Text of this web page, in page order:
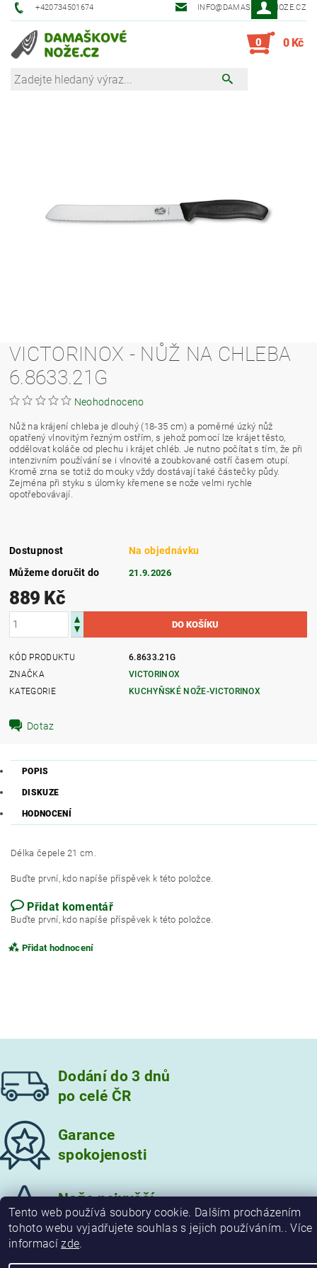
+420734501674 INFO@DAMASKOVE-NOZE.CZ
0 0 Kč
VICTORINOX - NŮŽ NA CHLEBA
6.8633.21G
Neohodnoceno
Nůž na krájení chleba je dlouhý (18-35 cm) a poměrné úzký nůž
opatřený vlnovitým řezným ostřím, s jehož pomocí lze krájet těsto,
oddělovat koláče od plechu i krájet chléb. Je nutno počítat s tím, že při
intenzivním používání se i vlnovité a zoubkované ostří časem otupí.
Kromě zrna se totiž do mouky vždy dostávají také částečky půdy.
Zejména při styku s úlomky křemene se nože velmi rychle
opotřebovávají.
Dostupnost
Na objednávku
Můžeme doručit do
21.9.2026
889 Kč
KÓD PRODUKTU
6.8633.21G
ZNAČKA
VICTORINOX
KATEGORIE
KUCHYŇSKÉ NOŽE-VICTORINOX
Dotaz
POPIS
DISKUZE
HODNOCENÍ
Délka čepele 21 cm.
Buďte první, kdo napíše příspěvek k této položce.
Přidat komentář
Buďte první, kdo napíše příspěvek k této položce.
Přidat hodnocení
Vložením hodnocení souhlasíte s
Dodání do 3 dnů
po celé ČR
Garance
spokojenosti
Nože nejvyšší
kvality
Tento web používá soubory cookie. Dalším procházením
tohoto webu vyjadřujete souhlas s jejich používáním.. Více
informacízde.